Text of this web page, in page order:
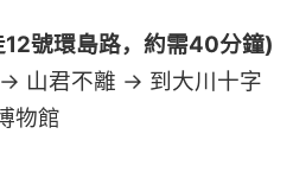
號環島路，約需40分鐘)
山君不離 → 到大川十字
物館